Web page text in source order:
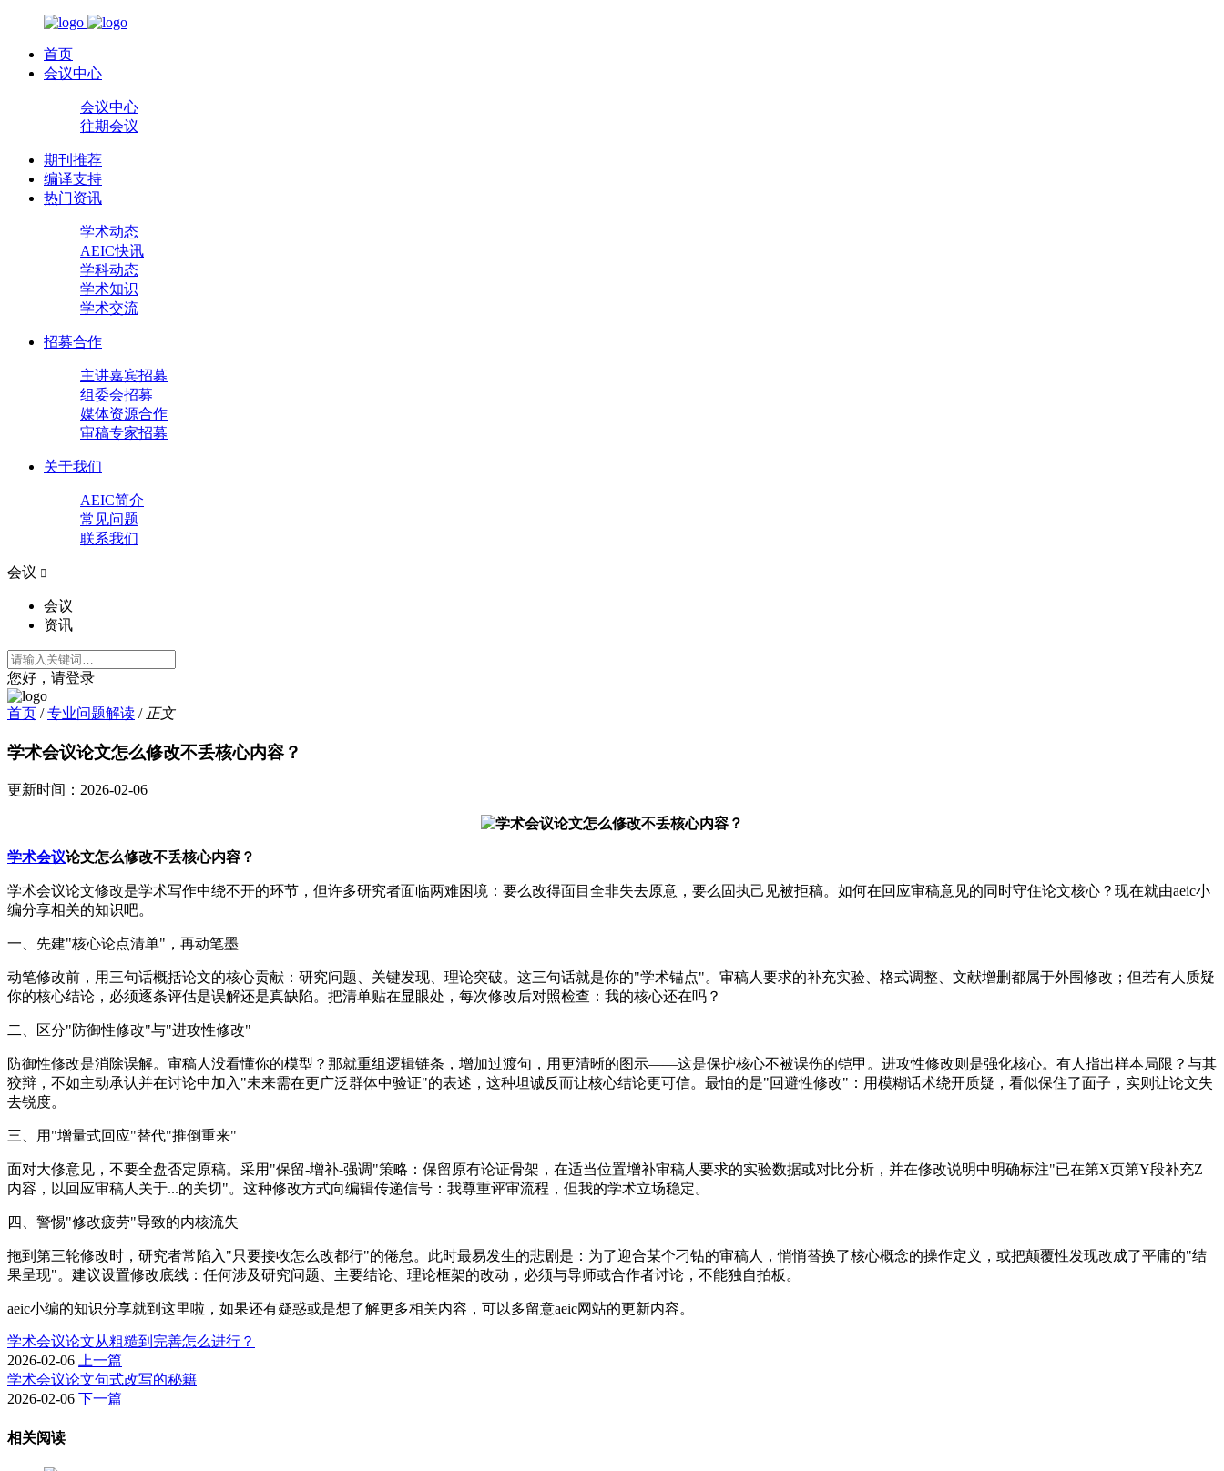
首页
会议中心
会议中心
往期会议
期刊推荐
编译支持
热门资讯
学术动态
AEIC快讯
学科动态
学术知识
学术交流
招募合作
主讲嘉宾招募
组委会招募
媒体资源合作
审稿专家招募
关于我们
AEIC简介
常见问题
联系我们
会议 
会议
资讯
您好，请登录
首页 / 专业问题解读 / 正文
学术会议论文怎么修改不丢核心内容？
更新时间： 2026-02-06
学术会议论文怎么修改不丢核心内容？
学术会议论文修改是学术写作中绕不开的环节，但许多研究者面临两难困境：要么改得面目全非失去原意，要么固执己见被拒稿。如何在回应审稿意见的同时守住论文核心？现在就由aeic小
编分享相关的知识吧。
一、先建"核心论点清单"，再动笔墨
动笔修改前，用三句话概括论文的核心贡献：研究问题、关键发现、理论突破。这三句话就是你的"学术锚点"。审稿人要求的补充实验、格式调整、文献增删都属于外围修改；但若有人质疑
你的核心结论，必须逐条评估是误解还是真缺陷。把清单贴在显眼处，每次修改后对照检查：我的核心还在吗？
二、区分"防御性修改"与"进攻性修改"
防御性修改是消除误解。审稿人没看懂你的模型？那就重组逻辑链条，增加过渡句，用更清晰的图示——这是保护核心不被误伤的铠甲。进攻性修改则是强化核心。有人指出样本局限？与其
狡辩，不如主动承认并在讨论中加入"未来需在更广泛群体中验证"的表述，这种坦诚反而让核心结论更可信。最怕的是"回避性修改"：用模糊话术绕开质疑，看似保住了面子，实则让论文失
去锐度。
三、用"增量式回应"替代"推倒重来"
面对大修意见，不要全盘否定原稿。采用"保留-增补-强调"策略：保留原有论证骨架，在适当位置增补审稿人要求的实验数据或对比分析，并在修改说明中明确标注"已在第X页第Y段补充Z
内容，以回应审稿人关于...的关切"。这种修改方式向编辑传递信号：我尊重评审流程，但我的学术立场稳定。
四、警惕"修改疲劳"导致的内核流失
拖到第三轮修改时，研究者常陷入"只要接收怎么改都行"的倦怠。此时最易发生的悲剧是：为了迎合某个刁钻的审稿人，悄悄替换了核心概念的操作定义，或把颠覆性发现改成了平庸的"结
果呈现"。建议设置修改底线：任何涉及研究问题、主要结论、理论框架的改动，必须与导师或合作者讨论，不能独自拍板。
aeic小编的知识分享就到这里啦，如果还有疑惑或是想了解更多相关内容，可以多留意aeic网站的更新内容。
学术会议论文从粗糙到完善怎么进行？
2026-02-06 上一篇
学术会议论文句式改写的秘籍
2026-02-06 下一篇
相关阅读